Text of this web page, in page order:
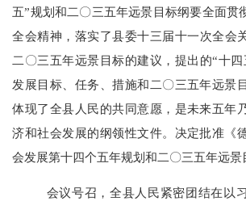
五”规划和二〇三五年远景目标纲要全面贯
全会精神，落实了县委十三届十一次全会
二〇三五年远景目标的建议，提出的“十
发展目标、任务、措施和二〇三五年远景
体现了全县人民的共同意愿，是未来五年
济和社会发展的纲领性文件。决定批准《
会发展第十四个五年规划和二〇三五年远景
会议号召，全县人民紧密团结在以